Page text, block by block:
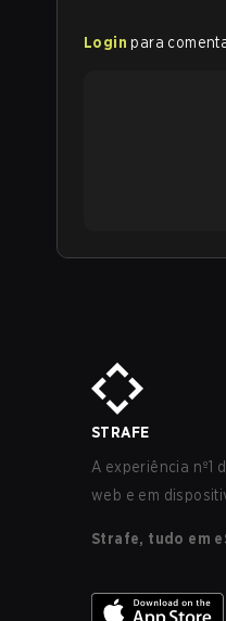
Login para
STRAFE
A experiência nº1
web e em
Strafe, tudo em